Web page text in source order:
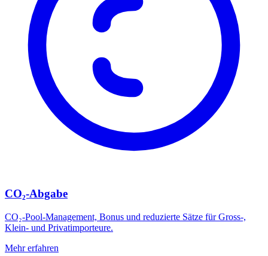
CO₂-Abgabe
CO₂-Pool-Management, Bonus und reduzierte Sätze für Gross-,
Klein- und Privatimporteure.
Mehr erfahren